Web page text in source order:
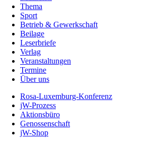
Thema
Sport
Betrieb & Gewerkschaft
Beilage
Leserbriefe
Verlag
Veranstaltungen
Termine
Über uns
Rosa-Luxemburg-Konferenz
jW-Prozess
Aktionsbüro
Genossenschaft
jW-Shop